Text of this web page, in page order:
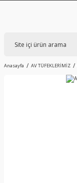
Anasayfa AV TÜFEKLERİMİZ